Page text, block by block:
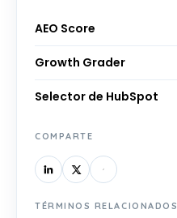
AEO Score
Growth Grader
Selector de HubSpot
COMPARTE
TÉRMINOS RELACIONADOS